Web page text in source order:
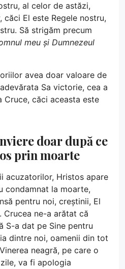
al celor de astăzi,
El este Regele nostru,
Să strigăm precum
meu și Dumnezeul
avea doar valoare de
Sa victorie, cea a
căci aceasta este
doar după ce
prin moarte
acuzatorilor, Hristos apare
condamnat la moarte,
pentru noi, creștinii, El
Crucea ne-a arătat că
S-a dat pe Sine pentru
dintre noi, oamenii din tot
neagră, pe care o
va fi apologia